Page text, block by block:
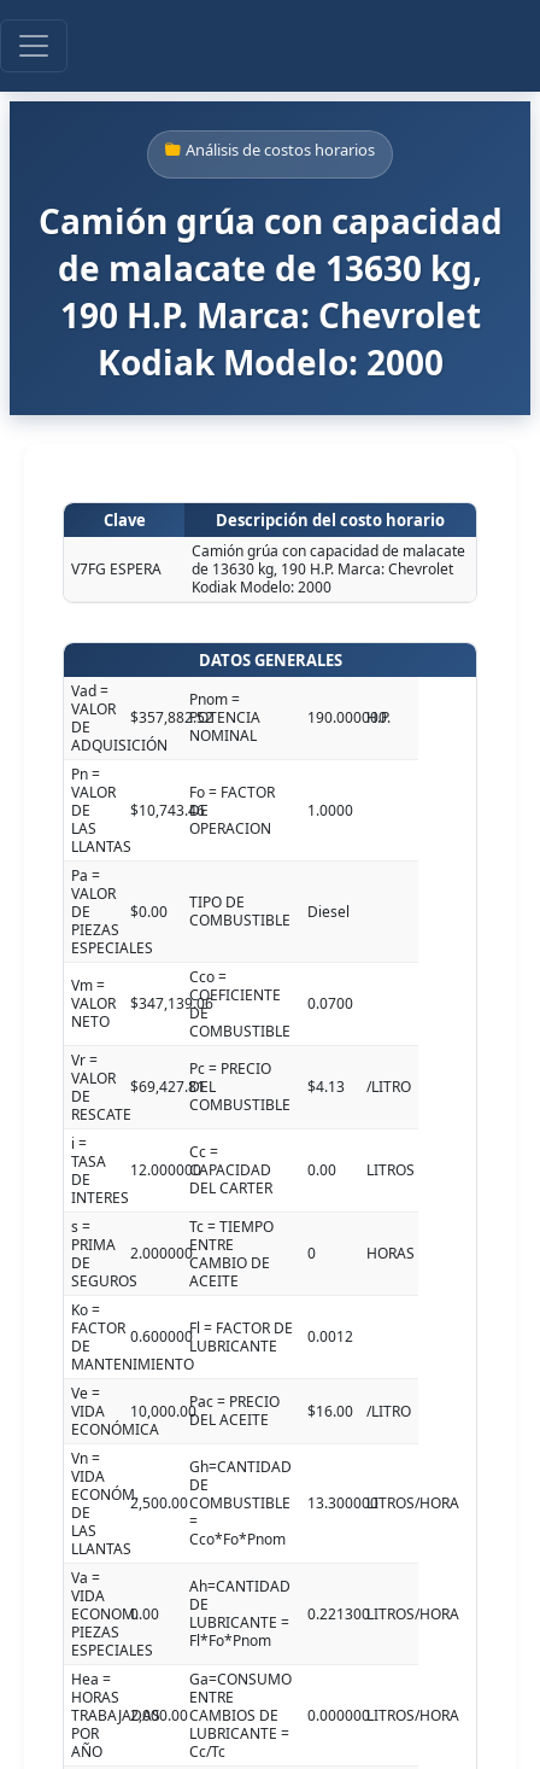
Análisis de costos horarios
Camión grúa con capacidad
de malacate de 13630 kg,
190 H.P. Marca: Chevrolet
Kodiak Modelo: 2000
Clave Descripción del costo horario
V7FG ESPERA
Camión grúa con capacidad de malacate
de 13630 kg, 190 H.P. Marca: Chevrolet
Kodiak Modelo: 2000
DATOS GENERALES
Vad =
VALOR
DE
ADQUISICIÓN
$357,882.52
Pnom =
POTENCIA
NOMINAL
190.000000
H.P.
Pn =
VALOR
DE
LAS
LLANTAS
$10,743.46
Fo = FACTOR
DE
OPERACION
1.0000
Pa =
VALOR
DE
PIEZAS
ESPECIALES
$0.00
TIPO DE
COMBUSTIBLE
Diesel
Vm =
VALOR
NETO
$347,139.06
Cco =
COEFICIENTE
DE
COMBUSTIBLE
0.0700
Vr =
VALOR
DE
RESCATE
$69,427.81
Pc = PRECIO
DEL
COMBUSTIBLE
$4.13 /LITRO
i =
TASA
DE
INTERES
12.000000
Cc =
CAPACIDAD
DEL CARTER
0.00 LITROS
s =
PRIMA
DE
SEGUROS
2.000000
Tc = TIEMPO
ENTRE
CAMBIO DE
ACEITE
0 HORAS
Ko =
FACTOR
DE
MANTENIMIENTO
0.600000Fl = FACTOR DE
LUBRICANTE
0.0012
Ve =
VIDA
ECONÓMICA
10,000.00Pac = PRECIO
DEL ACEITE
$16.00 /LITRO
Vn =
VIDA
ECONÓM.
DE
LAS
LLANTAS
2,500.00
Gh=CANTIDAD
DE
COMBUSTIBLE
=
Cco*Fo*Pnom
13.300000LITROS/HORA
Va =
VIDA
ECONOM.
PIEZAS
ESPECIALES
0.00
Ah=CANTIDAD
DE
LUBRICANTE =
Fl*Fo*Pnom
0.221300LITROS/HORA
Hea =
HORAS
TRABAJADAS
POR
AÑO
2,000.00
Ga=CONSUMO
ENTRE
CAMBIOS DE
LUBRICANTE =
Cc/Tc
0.000000LITROS/HORA